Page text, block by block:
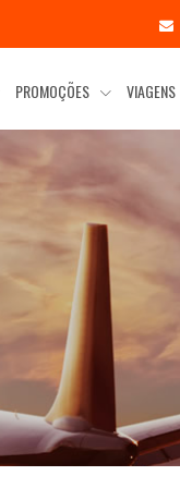
PROMOÇÕES VIAGENS